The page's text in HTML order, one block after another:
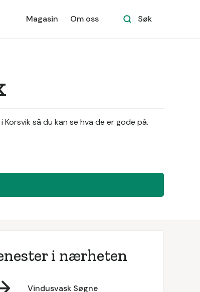
Magasin Om oss Søk
så du kan se hva de er gode på.
i nærheten
Vindusvask Søgne